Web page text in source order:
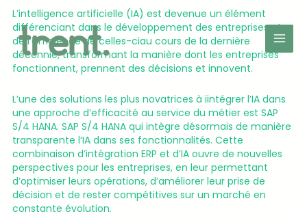
Aller
contenu
L’intelligence artificielle (IA) est devenue un élément
différenciant dans le développement des entreprises et
de l’efficience de celles-ciau cours de la dernière
décennie, transformant la manière dont les entreprises
fonctionnent, prennent des décisions et innovent.
L’une des solutions les plus novatrices à iintégrer l’IA dans
une approche d’efficacité au service du métier est SAP
S/4 HANA. SAP S/4 HANA qui intègre désormais de manière
transparente l’IA dans ses fonctionnalités. Cette
combinaison d’intégration ERP et d’IA ouvre de nouvelles
perspectives pour les entreprises, en leur permettant
d’optimiser leurs opérations, d’améliorer leur prise de
décision et de rester compétitives sur un marché en
constante évolution.